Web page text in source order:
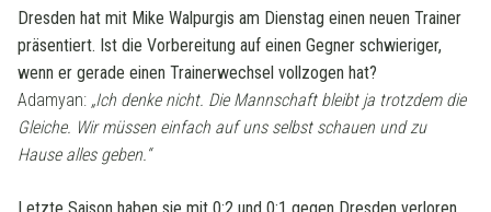
Dresden hat mit Mike Walpurgis am Dienstag einen neuen Trainer
präsentiert. Ist die Vorbereitung auf einen Gegner schwieriger,
wenn er gerade einen Trainerwechsel vollzogen hat?
Adamyan: „Ich denke nicht. Die Mannschaft bleibt ja trotzdem die
Gleiche. Wir müssen einfach auf uns selbst schauen und zu
Hause alles geben.“